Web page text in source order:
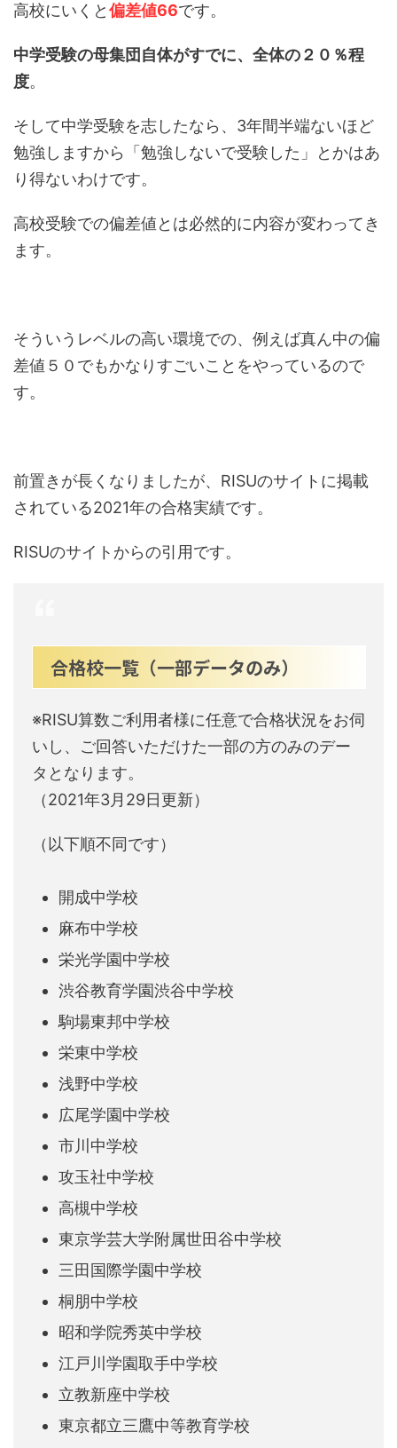
高校にいくと偏差値66です。
中学受験の母集団自体がすでに、全体の２０％程
度。
そして中学受験を志したなら、3年間半端ないほど
勉強しますから「勉強しないで受験した」とかはあ
り得ないわけです。
高校受験での偏差値とは必然的に内容が変わってき
ます。
そういうレベルの高い環境での、例えば真ん中の偏
差値５０でもかなりすごいことをやっているので
す。
前置きが長くなりましたが、RISUのサイトに掲載
されている2021年の合格実績です。
RISUのサイトからの引用です。
合格校一覧（一部データのみ）
※RISU算数ご利用者様に任意で合格状況をお伺
いし、ご回答いただけた一部の方のみのデー
タとなります。
（2021年3月29日更新）
（以下順不同です）
開成中学校
麻布中学校
栄光学園中学校
渋谷教育学園渋谷中学校
駒場東邦中学校
栄東中学校
浅野中学校
広尾学園中学校
市川中学校
攻玉社中学校
高槻中学校
東京学芸大学附属世田谷中学校
三田国際学園中学校
桐朋中学校
昭和学院秀英中学校
江戸川学園取手中学校
立教新座中学校
東京都立三鷹中等教育学校